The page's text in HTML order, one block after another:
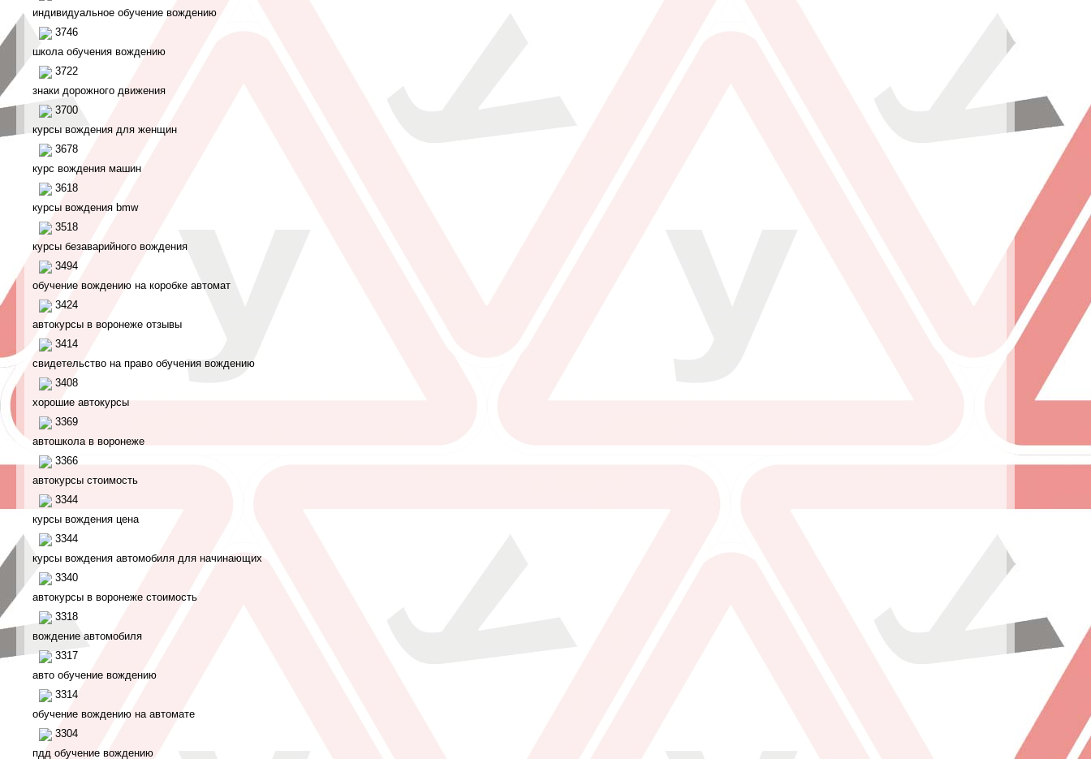
индивидуальное обучение вождению
3746
школа обучения вождению
3722
знаки дорожного движения
3700
курсы вождения для женщин
3678
курс вождения машин
3618
курсы вождения bmw
3518
курсы безаварийного вождения
3494
обучение вождению на коробке автомат
3424
автокурсы в воронеже отзывы
3414
свидетельство на право обучения вождению
3408
хорошие автокурсы
3369
автошкола в воронеже
3366
автокурсы стоимость
3344
курсы вождения цена
3344
курсы вождения автомобиля для начинающих
3340
автокурсы в воронеже стоимость
3318
вождение автомобиля
3317
авто обучение вождению
3314
обучение вождению на автомате
3304
пдд обучение вождению